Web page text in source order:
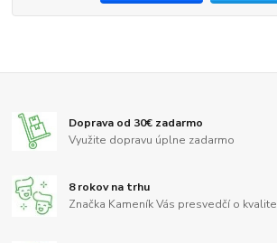
Doprava od 30€ zadarmo
Využite dopravu úplne zadarmo
8 rokov na trhu
Značka Kameník Vás presvedčí o kvalite